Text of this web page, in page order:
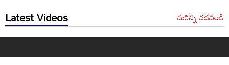
Latest Videos మరిన్ని చదవండి